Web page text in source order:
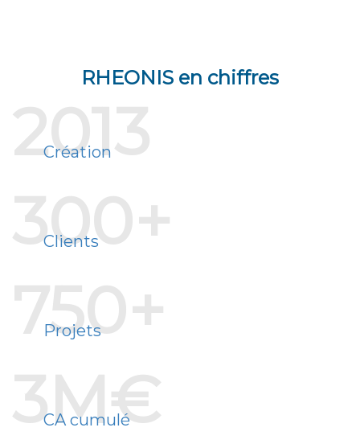
RHEONIS en chiffres
2013
Création
300+
Clients
750+
Projets
3M€
CA cumulé